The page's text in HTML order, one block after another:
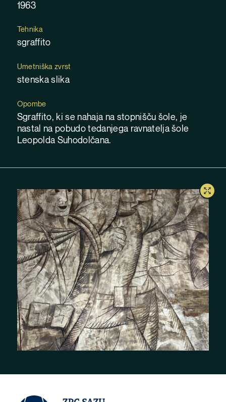
1963
Tehnika
sgraffito
Umetniška zvrst
stenska slika
Opombe
Sgraffito, ki se nahaja na stopnišču šole, je
nastal na pobudo tedanjega ravnatelja šole
Leopolda Suhodolčana.